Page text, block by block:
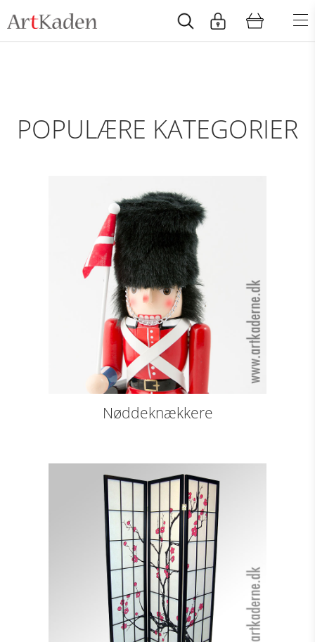
POPULÆRE KATEGORIER
Nøddeknækkere